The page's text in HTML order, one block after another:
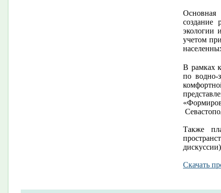
Основная
создание
экологии
учетом
В рамках
по водно-
Также
Скачать